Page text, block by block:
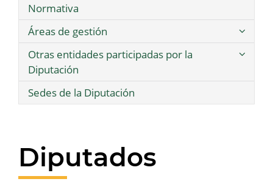
Normativa
Áreas de gestión
Otras entidades participadas por la
Diputación
Sedes de la Diputación
Diputados